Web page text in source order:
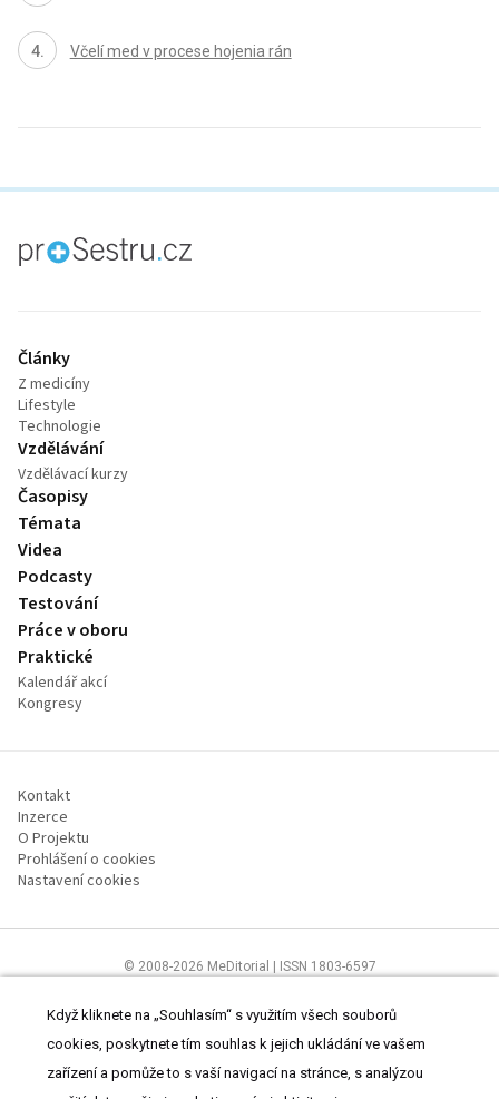
Včelí med v procese hojenia rán
proLékaře.cz
Články
Z medicíny
Lifestyle
Technologie
Vzdělávání
Vzdělávací kurzy
Časopisy
Témata
Videa
Podcasty
Testování
Práce v oboru
Praktické
Kalendář akcí
Kongresy
Kontakt
Inzerce
O Projektu
Prohlášení o cookies
Nastavení cookies
© 2008-2026 MeDitorial | ISSN 1803-6597
pracovníkům.Čtěte prohlášeníaZásady zpracování osobních údajů
Když kliknete na „Souhlasím“ s využitím všech souborů
cookies, poskytnete tím souhlas k jejich ukládání ve vašem
zařízení a pomůže to s vaší navigací na stránce, s analýzou